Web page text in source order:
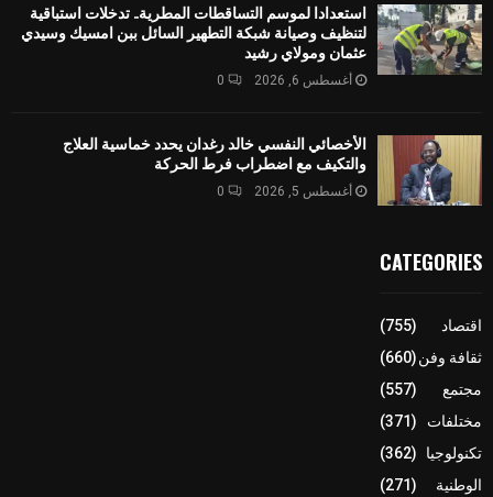
استعدادا لموسم التساقطات المطرية.. تدخلات استباقية
لتنظيف وصيانة شبكة التطهير السائل ببن امسيك وسيدي
عثمان ومولاي رشيد
أغسطس 6, 2026 0
الأخصائي النفسي خالد رغدان يحدد خماسية العلاج
والتكيف مع اضطراب فرط الحركة
أغسطس 5, 2026 0
CATEGORIES
اقتصاد
(755)
ثقافة وفن(660)
مجتمع
(557)
مختلفات
(371)
تكنولوجيا
(362)
الوطنية
(271)